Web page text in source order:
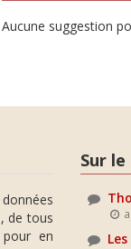
Aucune suggestion
de tous
pour en
Sur